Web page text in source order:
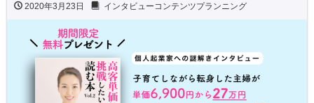
2020年3月23日 インタビューコンテンツプランニング